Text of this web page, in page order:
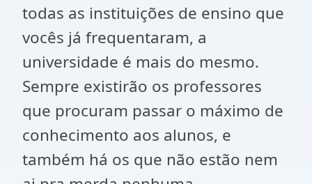
todas as instituições de ensino que
vocês já frequentaram, a
universidade é mais do mesmo.
Sempre existirão os professores
que procuram passar o máximo de
conhecimento aos alunos, e
também há os que não estão nem